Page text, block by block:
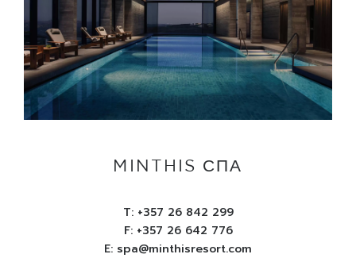
MINTHIS СПА
T: +357 26 842 299
F: +357 26 642 776
E: spa@minthisresort.com